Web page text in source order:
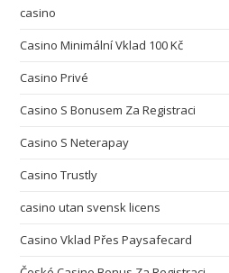
casino
Casino Minimální Vklad 100 Kč
Casino Privé
Casino S Bonusem Za Registraci
Casino S Neterapay
Casino Trustly
casino utan svensk licens
Casino Vklad Přes Paysafecard